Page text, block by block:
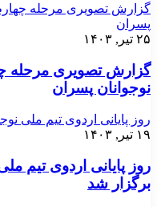
گزارش تصویری مرحله چهارم
پسران
۲۵ تیر, ۱۴۰۳
گزارش تصویری مرحله
نوجوانان پسران
روز پایانی اردوی تیم ملی
۱۹ تیر, ۱۴۰۳
روز پایانی اردوی تیم
برگزار شد